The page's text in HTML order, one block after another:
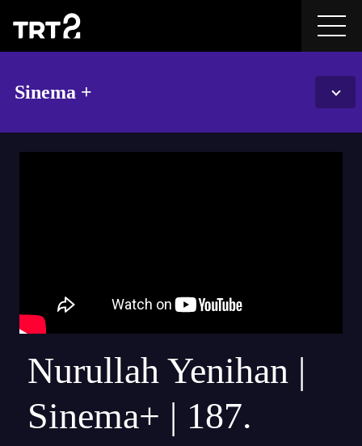
Sinema +
Nurullah Yenihan |
Sinema+ | 187.